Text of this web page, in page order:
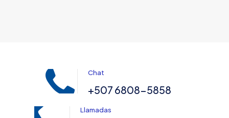
Chat
+507 6808-5858
Llamadas